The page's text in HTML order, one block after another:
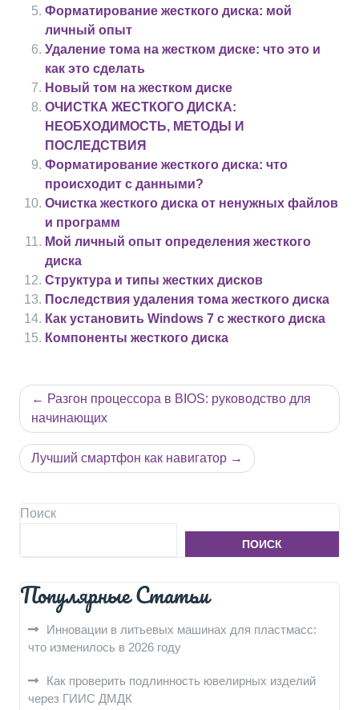
Форматирование жесткого диска: мой
личный опыт
Удаление тома на жестком диске: что это и
как это сделать
Новый том на жестком диске
ОЧИСТКА ЖЕСТКОГО ДИСКА:
НЕОБХОДИМОСТЬ, МЕТОДЫ И
ПОСЛЕДСТВИЯ
Форматирование жесткого диска: что
происходит с данными?
Очистка жесткого диска от ненужных файлов
и программ
Мой личный опыт определения жесткого
диска
Структура и типы жестких дисков
Последствия удаления тома жесткого диска
Как установить Windows 7 с жесткого диска
Компоненты жесткого диска
Навигация
по
записям
Разгон процессора в BIOS: руководство для
начинающих
Лучший смартфон как навигатор
Поиск
ПОИСК
Популярные Статьи
Инновации в литьевых машинах для пластмасс:
что изменилось в 2026 году
Как проверить подлинность ювелирных изделий
через ГИИС ДМДК